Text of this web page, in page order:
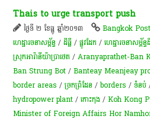
Thais to urge transport push
ថ្ងៃទី ២ ខែធ្នូ ឆ្នាំ២០១៣ Bangkok Post
ហេដ្ឋារចនាសម្ព័ន្ធ /ដីធ្លី /ផ្លូវដែក /ហេដ្ឋារចនាសម្
ស្រុកអារ៉ានីយ៉ាប្រាថេត​/Aranyaprathet-Ban
Ban Strung Bot /Banteay Meanjeay
border areas /​ច្រក​ព្រំដែន /borders /ទំនប់
hydropower plant /កោះកុង /Koh Kong
Minister of Foreign Affairs Hor